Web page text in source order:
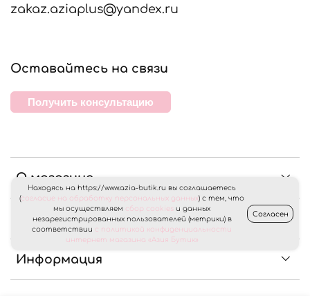
О магазине
Клиентам
Информация
zakaz.aziaplus@yandex.ru
Оставайтесь на связи
Получить консультацию
Находясь на https://www.azia-butik.ru вы соглашаетесь
(согласие на обработку персональных данных) с тем, что
мы осуществляем сбор cookies и данных
незарегистрированных пользователей (метрики) в
соответствии с политикой конфиденциальности
интернет магазина «Азия Бутик»
Согласен